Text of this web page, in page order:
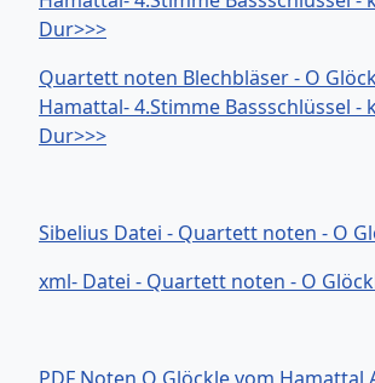
Dur>>>
Quartett noten Blechbläser - O
Hamattal- 4.Stimme Bassschlüssel -
Dur>>>
Sibelius Datei - Quartett noten - O
xml- Datei - Quartett noten - O